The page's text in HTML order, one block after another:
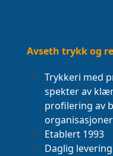
Avseth trykk og
Trykkeri med
spekter av
profilering av
organisasjoner
Etablert 1993
Daglig